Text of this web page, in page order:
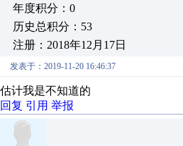
年度积分：0
历史总积分：53
注册：2018年12月17日
发表于：2019-11-20 16:46:37
估计我是不知道的
回复 引用 举报